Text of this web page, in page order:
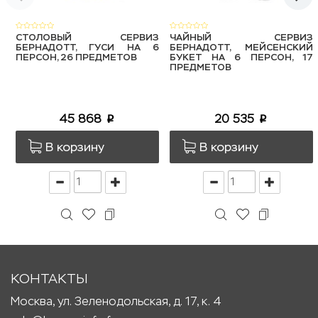
СТОЛОВЫЙ СЕРВИЗ
БЕРНАДОТТ, ГУСИ НА 6
ПЕРСОН, 26 ПРЕДМЕТОВ
45 868 p
В корзину
ЧАЙНЫЙ СЕРВИЗ
БЕРНАДОТТ, МЕЙСЕНСКИЙ
БУКЕТ НА 6 ПЕРСОН, 17
ПРЕДМЕТОВ
20 535 p
В корзину
КОНТАКТЫ
Москва, ул. Зеленодольская, д. 17, к. 4